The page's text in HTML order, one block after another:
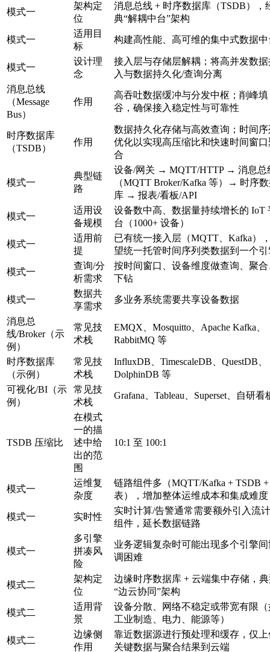
模式一
架构定
位
消息总线 + 时序数据库（TSDB），
典“解耦中台”架构
模式一
适用目
标
构建高性能、高可维的集中式数据中
模式一
设计理
念
接入层与存储层解耦；将高并发数据
入与数据持久化/查询分离
消息总线
（Message
Bus）
作用
高吞吐数据缓冲与分发中枢；削峰填
谷，确保接入稳定性与可靠性
时序数据库
（TSDB）
作用
数据持久化存储与高效查询；时间序
优化以实现高压缩比和快速时间窗口
合
模式一
典型链
路
设备/网关 → MQTT/HTTP → 消息总
（MQTT Broker/Kafka 等）→ 时序
库 → 报表/看板/API
模式一
适用设
备规模
设备数中高、数据量持续增长的 IoT
台（1000+ 设备）
模式一
适用前
提
已有统一接入层（MQTT、Kafka）
望统一托管时间序列类数据到一个引
模式一
查询/分
析需求
按时间窗口、设备维度做查询、聚合
下钻
模式一
数据共
享需求
多业务系统需要共享设备数据
消息总
线/Broker（示
例）
常见技
术栈
EMQX、Mosquitto、Apache Kafka、
RabbitMQ 等
时序数据库
（示例）
常见技
术栈
InfluxDB、TimescaleDB、QuestDB、
DolphinDB 等
可视化/BI（示
例）
常见技
术栈
Grafana、Tableau、Superset、自研看
TSDB 压缩比
在模式
一的描
述中给
出的范
围
10:1 至 100:1
模式一
运维复
杂度
链路组件多（MQTT/Kafka + TSDB
表），增加整体运维成本和集成难度
模式一 实时性
实时计算/告警通常需要额外引入流
组件，延长数据链路
模式一
多引擎
拼凑风
险
业务逻辑复杂时可能出现多个引擎间
调困难
模式二
架构定
位
边缘时序数据库 + 云端集中存储，
“边云协同”架构
模式二
适用背
景
设备分散、网络不稳定或带宽有限（
工业制造、电力、能源等）
模式二
边缘侧
作用
靠近数据源进行预处理和缓存，仅上
关键数据与聚合结果到云端